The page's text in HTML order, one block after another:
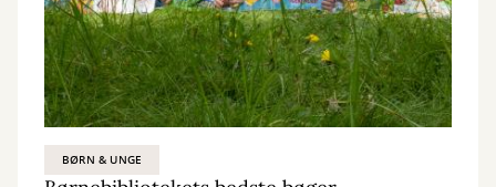
BØRN & UNGE